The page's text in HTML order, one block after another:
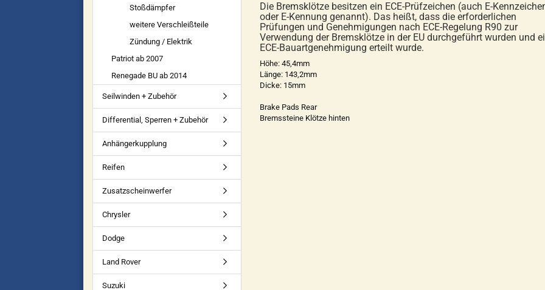
Die Bremsklötze besitzen ein ECE-Prüfzeichen (auch E-
oder E-Kennung genannt). Das heißt, dass die erforderlichen
Prüfungen und Genehmigungen nach ECE-Regelung R90 zur
Verwendung der Bremsklötze in der EU durchgeführt wurden und
ECE-Bauartgenehmigung erteilt wurde.
Höhe: 45,4mm
Länge: 143,2mm
Dicke: 15mm
Brake Pads Rear
Bremssteine Klötze hinten
Stoßdämpfer
weitere Verschleißteile
Zündung / Elektrik
Patriot ab 2007
Renegade BU ab 2014
Seilwinden + Zubehör
Differential, Sperren + Zubehör
Anhängerkupplung
Reifen
Zusatzscheinwerfer
Chrysler
Dodge
Land Rover
Suzuki